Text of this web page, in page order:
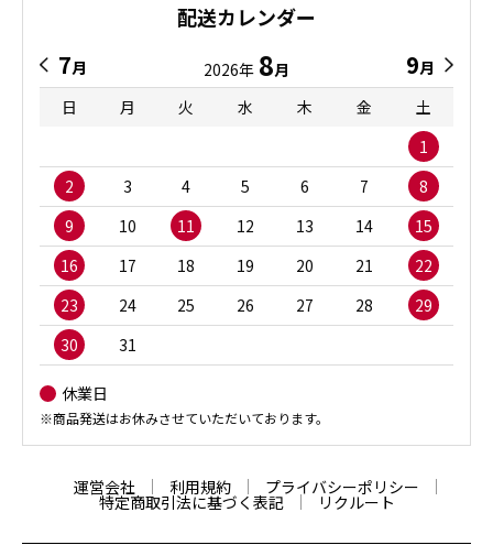
配送カレンダー
7月 2026年 8月 9月
日
月 火 水 木 金
土
1
2
3 4 5 6 7
8
9
10 11 12 13 14
15
16
17 18 19 20 21
22
23
24 25 26 27 28
29
30
31
休業日
※商品発送はお休みさせていただいております。
運営会社 利用規約 プライバシーポリシー
特定商取引法に基づく表記 リクルート